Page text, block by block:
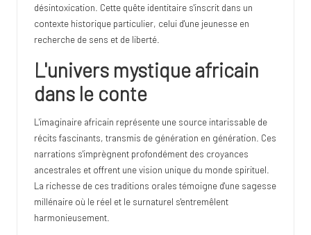
désintoxication. Cette quête identitaire s'inscrit dans un
contexte historique particulier, celui d'une jeunesse en
recherche de sens et de liberté.
L'univers mystique africain
dans le conte
L'imaginaire africain représente une source intarissable de
récits fascinants, transmis de génération en génération. Ces
narrations s'imprègnent profondément des croyances
ancestrales et offrent une vision unique du monde spirituel.
La richesse de ces traditions orales témoigne d'une sagesse
millénaire où le réel et le surnaturel s'entremêlent
harmonieusement.